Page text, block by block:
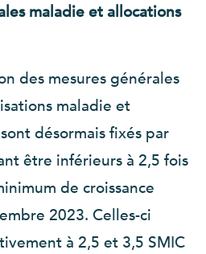
maladie et allocations
des mesures générales
maladie et
désormais fixés par
être inférieurs à 2,5 fois
de croissance
2023. Celles-ci
à 2,5 et 3,5 SMIC